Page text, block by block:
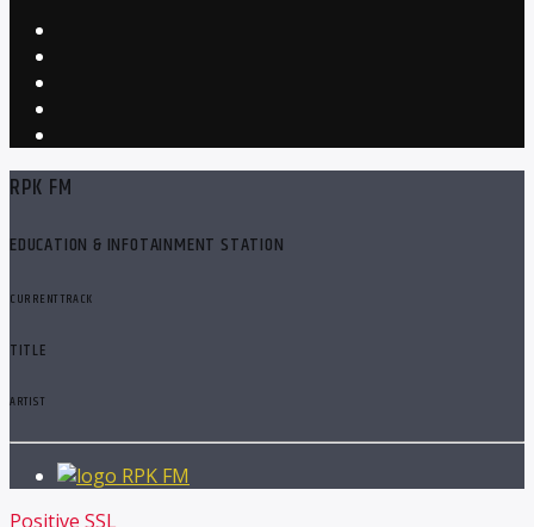
RPK FM
EDUCATION & INFOTAINMENT STATION
CURRENT TRACK
TITLE
ARTIST
RPK FM
Positive SSL